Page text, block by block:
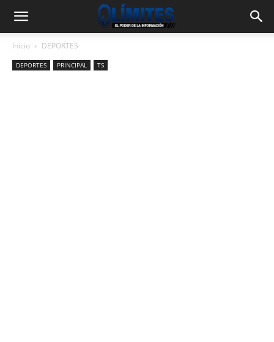
Inicio DEPORTES
DEPORTES PRINCIPAL TS